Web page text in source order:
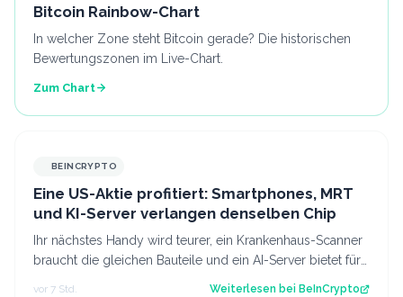
Bitcoin Rainbow-Chart
In welcher Zone steht Bitcoin gerade? Die historischen
Bewertungszonen im Live-Chart.
Zum Chart
BEINCRYPTO
Eine US-Aktie profitiert: Smartphones, MRT
und KI-Server verlangen denselben Chip
Ihr nächstes Handy wird teurer, ein Krankenhaus-Scanner
braucht die gleichen Bauteile und ein AI-Server bietet für
vor 7 Std. Weiterlesen bei BeInCrypto